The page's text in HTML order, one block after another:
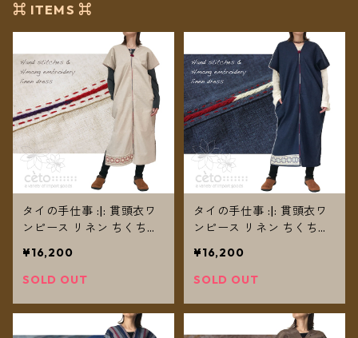
⌘ ITEMS ⌘
タイの手仕事 :|: 貫頭衣ワ
ンピース リネン ちくちく
繍 ナチュラル 【送料無
料】
¥16,200
SOLD OUT
タイの手仕事 :|: 貫頭衣ワ
ンピース リネン ちくちく
繍 ネイビー 【送料無料】
¥16,200
SOLD OUT